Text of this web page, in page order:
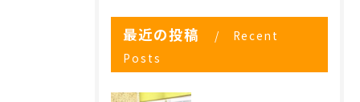
最近の投稿
Recent
Posts